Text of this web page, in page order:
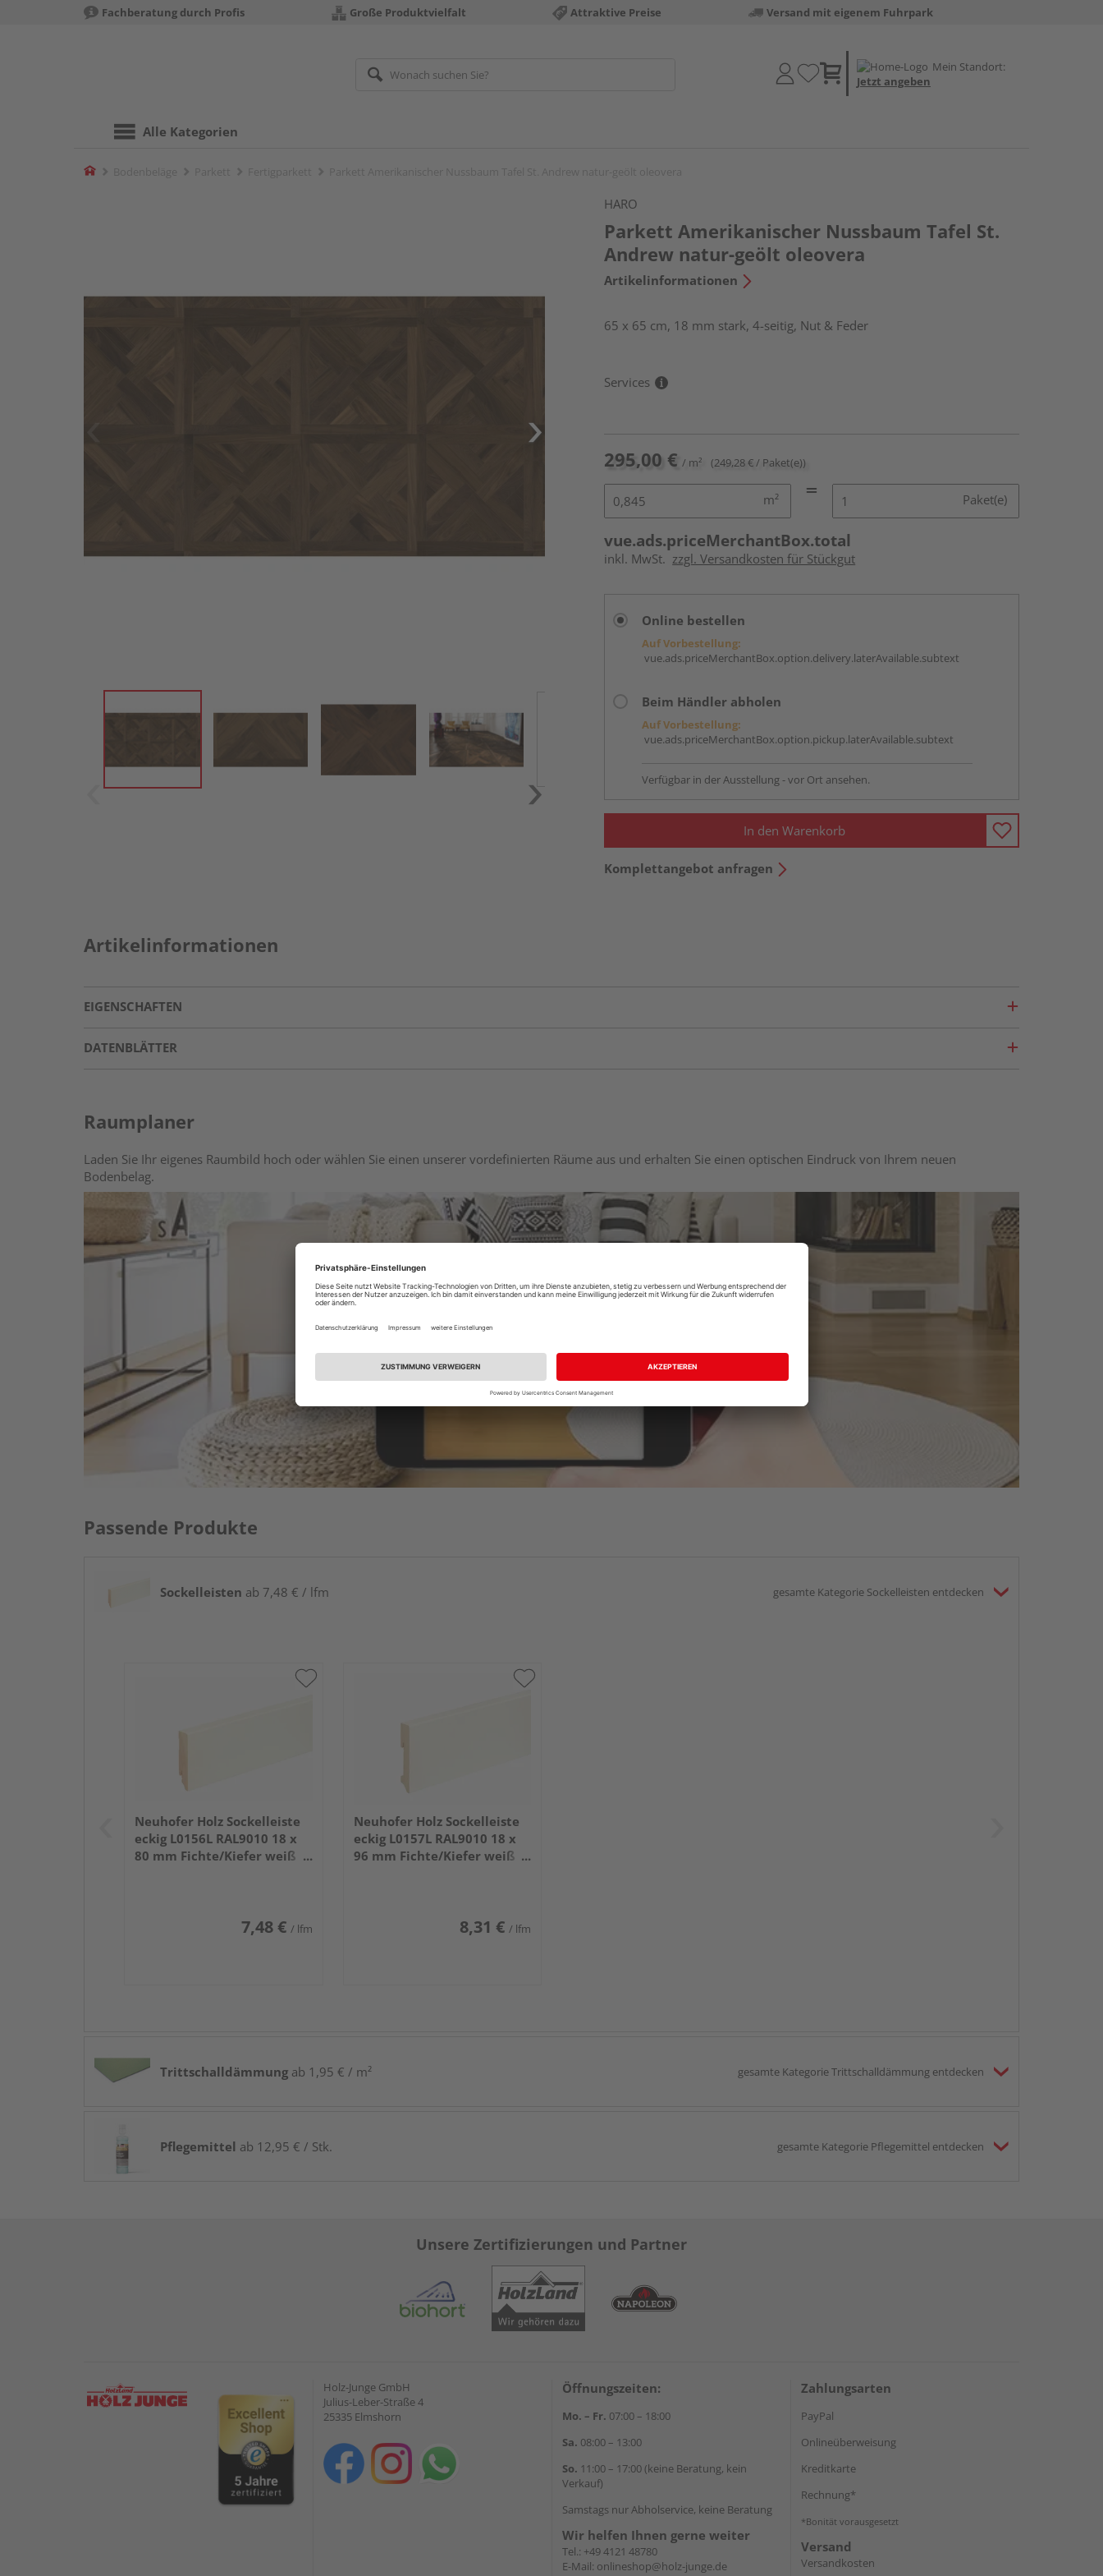
Fachberatung durch Profis Große Produktvielfalt Attraktive Preise Versand mit eigenem Fuhrpark
Mein Standort:
Jetzt angeben
Alle Kategorien
Home
HARO
Parkett Amerikanischer Nussbaum Tafel St.
Andrew natur-geölt oleovera
Artikelinformationen
65 x 65 cm, 18 mm stark, 4-seitig, Nut & Feder
Services
295,00 € / m² (249,28 € / Paket(e))
m² Paket(e)
vue.ads.priceMerchantBox.total
inkl. MwSt. zzgl. Versandkosten für Stückgut
Online bestellen
Auf Vorbestellung:
vue.ads.priceMerchantBox.option.delivery.laterAvailable.subtext
Beim Händler abholen
Auf Vorbestellung:
vue.ads.priceMerchantBox.option.pickup.laterAvailable.subtext
Verfügbar in der Ausstellung - vor Ort ansehen.
In den Warenkorb
Komplettangebot anfragen
Artikelinformationen
EIGENSCHAFTEN
DATENBLÄTTER
Raumplaner
Laden Sie Ihr eigenes Raumbild hoch oder wählen Sie einen unserer vordefinierten Räume aus und erhalten Sie einen optischen Eindruck von Ihrem neuen
Bodenbelag.
Passende Produkte
Sockelleisten ab 7,48 € / lfm gesamte Kategorie Sockelleisten entdecken
Neuhofer Holz Sockelleiste
eckig L0156L RAL9010 18 x
80 mm Fichte/Kiefer weiß
7,48 € / lfm
Neuhofer Holz Sockelleiste
eckig L0157L RAL9010 18 x
96 mm Fichte/Kiefer weiß
8,31 € / lfm
Trittschalldämmung ab 1,95 € / m² gesamte Kategorie Trittschalldämmung entdecken
Pflegemittel ab 12,95 € / Stk. gesamte Kategorie Pflegemittel entdecken
Unsere Zertifizierungen und Partner
Holz-Junge GmbH
Julius-Leber-Straße 4
25335 Elmshorn
Öffnungszeiten:
Mo. – Fr. 07:00 – 18:00
Sa. 08:00 – 13:00
So. 11:00 – 17:00 (keine Beratung, kein
Verkauf)
Samstags nur Abholservice, keine Beratung
Wir helfen Ihnen gerne weiter
Tel.: +49 4121 48780
E-Mail: onlineshop@holz-junge.de
Zahlungsarten
PayPal
Onlineüberweisung
Kreditkarte
Rechnung*
*Bonität vorausgesetzt
Versand
Versandkosten